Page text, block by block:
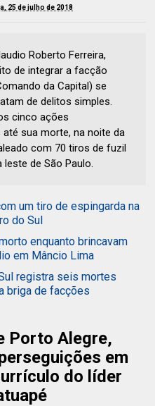
25 de julho de 2018
Roberto Ferreira,
de integrar a facção
da Capital) se
de delitos simples.
cinco ações
sua morte, na noite da
com 70 tiros de fuzil
de São Paulo.
um tiro de espingarda na
do Sul
enquanto brincavam
em Mâncio Lima
registra seis mortes
briga de facções
Porto Alegre,
em
do líder